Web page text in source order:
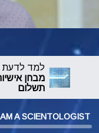
למד לדעת
מבחן
תשלום
A SCIENTOLOGIST